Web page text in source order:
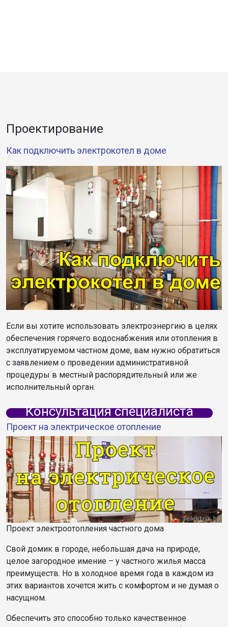
Проектирование
Как подключить электрокотел в доме
Если вы хотите использовать электроэнергию в целях
обеспечения горячего водоснабжения или отопления в
эксплуатируемом частном доме, вам нужно обратиться
с заявлением о проведении административной
процедуры в местный распорядительный или же
исполнительный орган.
Консультация специалиста
Проект на электрическое отопление
Проект электроотопления частного дома
Свой домик в городе, небольшая дача на природе,
целое загородное имение – у частного жилья масса
преимуществ. Но в холодное время года в каждом из
этих вариантов хочется жить с комфортом и не думая о
насущном.
Обеспечить это способно только качественное